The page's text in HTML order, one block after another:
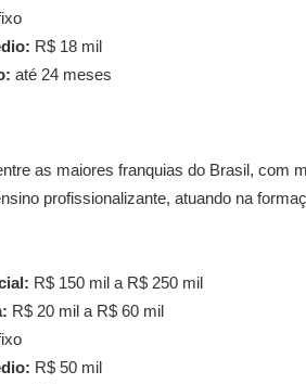
R$ 18 mil
até 24 meses
as maiores franquias do Brasil, com
profissionalizante, atuando na
R$ 150 mil a R$ 250 mil
R$ 20 mil a R$ 60 mil
R$ 50 mil